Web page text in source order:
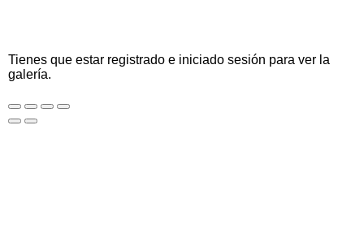
Tienes que estar registrado e iniciado sesión para ver la
galería.